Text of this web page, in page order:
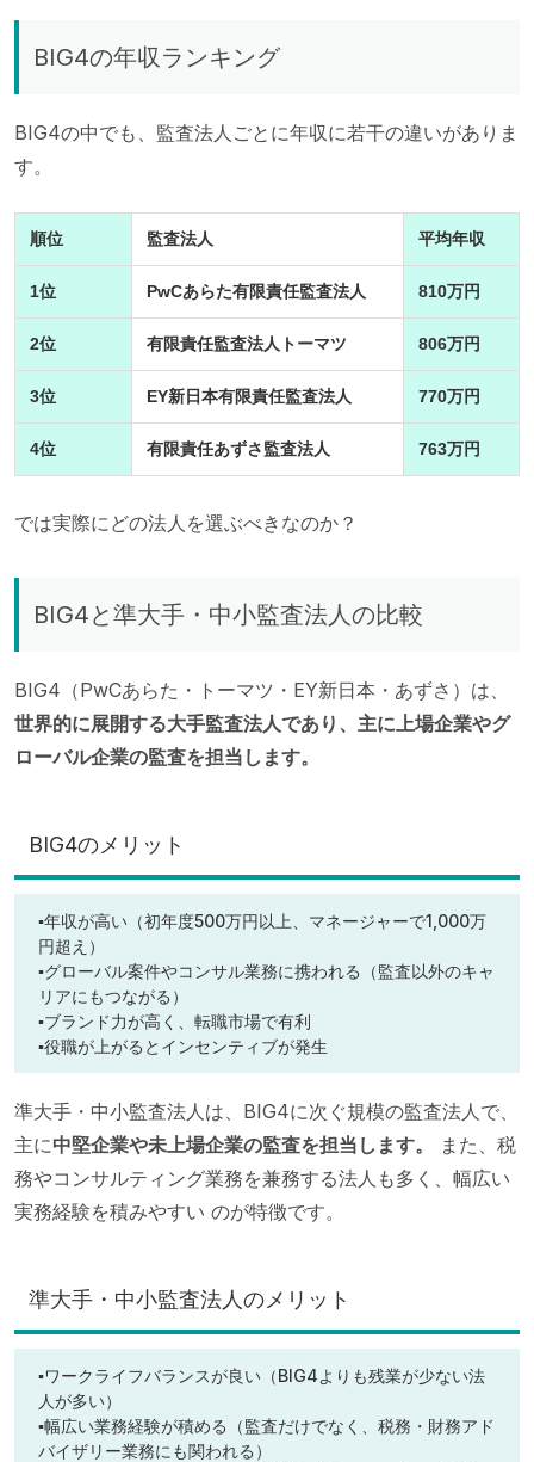
BIG4の年収ランキング
BIG4の中でも、監査法人ごとに年収に若干の違いがありま
す。
順位 監査法人 平均年収
1位 PwCあらた有限責任監査法人 810万円
2位 有限責任監査法人トーマツ 806万円
3位 EY新日本有限責任監査法人 770万円
4位 有限責任あずさ監査法人 763万円
では実際にどの法人を選ぶべきなのか？
BIG4と準大手・中小監査法人の比較
BIG4（PwCあらた・トーマツ・EY新日本・あずさ）は、
世界的に展開する大手監査法人であり、主に上場企業やグ
ローバル企業の監査を担当します。
BIG4のメリット
▪年収が高い（初年度500万円以上、マネージャーで1,000万
円超え）
▪グローバル案件やコンサル業務に携われる（監査以外のキャ
リアにもつながる）
▪ブランド力が高く、転職市場で有利
▪役職が上がるとインセンティブが発生
準大手・中小監査法人は、BIG4に次ぐ規模の監査法人で、
主に中堅企業や未上場企業の監査を担当します。
また、税
務やコンサルティング業務を兼務する法人も多く、幅広い
実務経験を積みやすい のが特徴です。
準大手・中小監査法人のメリット
▪ワークライフバランスが良い（BIG4よりも残業が少ない法
人が多い）
▪幅広い業務経験が積める（監査だけでなく、税務・財務アド
バイザリー業務にも関われる）